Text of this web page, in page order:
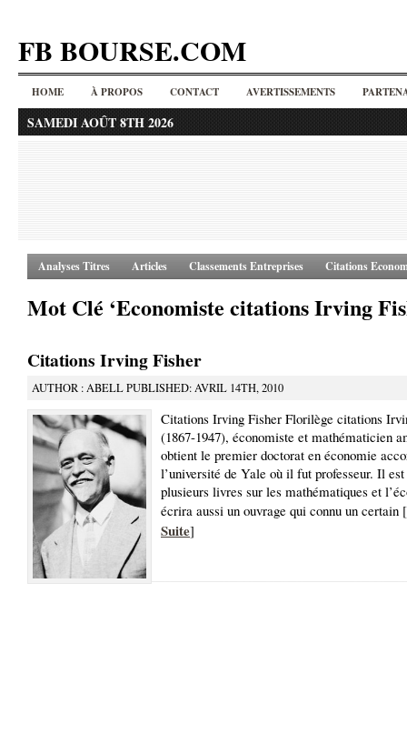
FB BOURSE.COM
HOME À PROPOS CONTACT AVERTISSEMENTS
SAMEDI AOÛT 8TH 2026
Analyses Titres Articles Classements Entreprises Citations
Mot Clé ‘Economiste citations Irving
Citations Irving Fisher
AUTHOR : ABELL PUBLISHED: AVRIL 14TH, 2010
Citations Irving Fisher Florilège citations
(1867-1947), économiste et mathématicien
obtient le premier doctorat en économie
l’université de Yale où il fut professeur. Il est
plusieurs livres sur les mathématiques et
écrira aussi un ouvrage qui connu un certain [
Suite]